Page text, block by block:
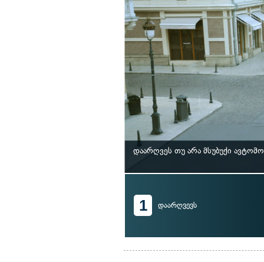
დაარღვეს თუ არა მსუბუქი
1 დაარღვევს